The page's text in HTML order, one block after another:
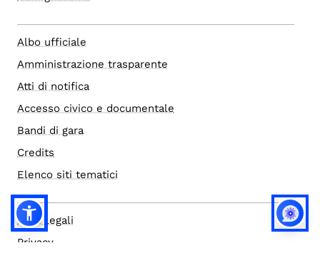
Albo ufficiale
Amministrazione trasparente
Atti di notifica
Accesso civico e documentale
Bandi di gara
Credits
Elenco siti tematici
Note legali
Privacy